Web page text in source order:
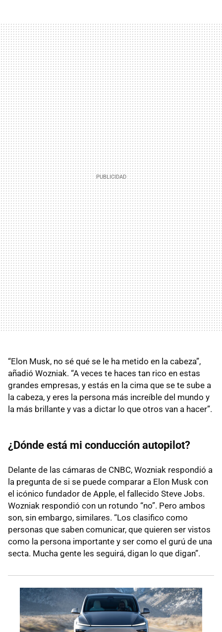
“Elon Musk, no sé qué se le ha metido en la cabeza”,
añadió Wozniak. “A veces te haces tan rico en estas
grandes empresas, y estás en la cima que se te sube a
la cabeza, y eres la persona más increíble del mundo y
la más brillante y vas a dictar lo que otros van a hacer”.
¿Dónde está mi conducción autopilot?
Delante de las cámaras de CNBC, Wozniak respondió a
la pregunta de si se puede comparar a Elon Musk con
el icónico fundador de Apple, el fallecido Steve Jobs.
Wozniak respondió con un rotundo “no”. Pero ambos
son, sin embargo, similares. “Los clasifico como
personas que saben comunicar, que quieren ser vistos
como la persona importante y ser como el gurú de una
secta. Mucha gente les seguirá, digan lo que digan”.